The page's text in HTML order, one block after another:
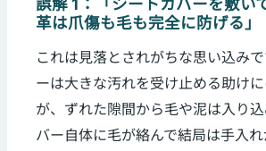
誤解 1：「シートカバーを敷い
革は爪傷も毛も完全に防げる」
これは見落とされがちな思い込み
ーは大きな汚れを受け止める助け
が、ずれた隙間から毛や泥は入り
バー自体に毛が絡んで結局は手入